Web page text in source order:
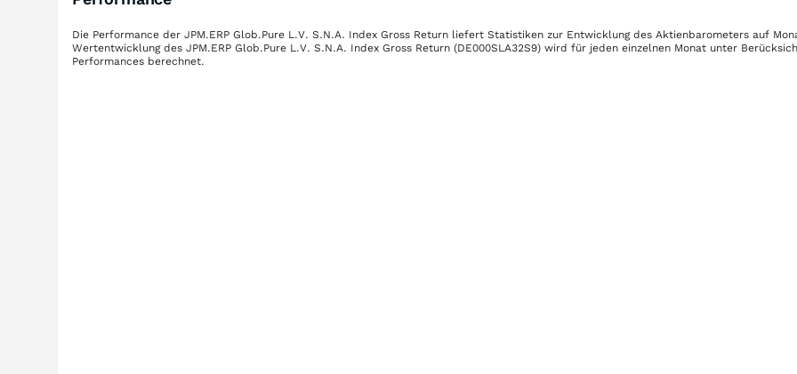
Die Performance der JPM.ERP Glob.Pure L.V. S.N.A. Index Gross Return liefert Statistiken zur Entwicklung des Aktienbarometers auf
Wertentwicklung des JPM.ERP Glob.Pure L.V. S.N.A. Index Gross Return (DE000SLA32S9) wird für jeden einzelnen Monat unter
Performances berechnet.